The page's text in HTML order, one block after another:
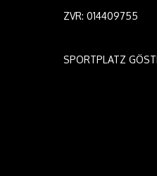
ZVR: 014409755
SPORTPLATZ